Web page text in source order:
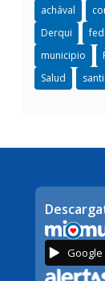
achával
Derqui
municipio
Salud
Google